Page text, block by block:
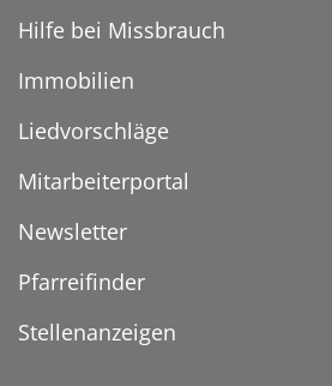
Hilfe bei Missbrauch
Immobilien
Liedvorschläge
Mitarbeiterportal
Newsletter
Pfarreifinder
Stellenanzeigen